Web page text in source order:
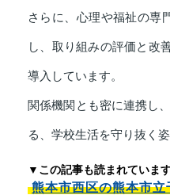
さらに、心理や福祉の専
し、取り組みの評価と改
導入しています。
関係機関とも密に連携し
る、学校生活を守り抜く
▼この記事も読まれていま
熊本市西区の熊本市